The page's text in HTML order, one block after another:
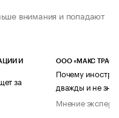
внимания и попадают
И
за
ООО «МАКС ТРАСТ»
Почему
дважды и не
Мнение